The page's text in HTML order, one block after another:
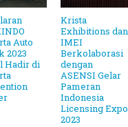
Auto
2023
Hadir di
Krista
Exhibitions dan
IMEI
Berkolaborasi
dengan
ASENSI Gelar
Pameran
Indonesia
Licensing Expo
2023